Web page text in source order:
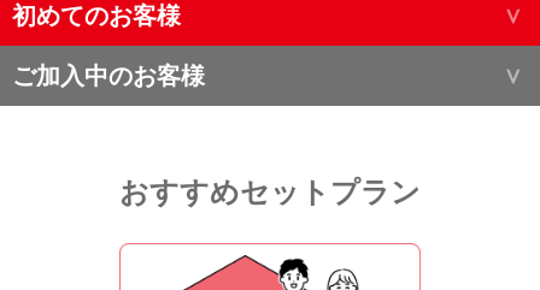
初めてのお客様
ご加入中のお客様
おすすめセットプラン